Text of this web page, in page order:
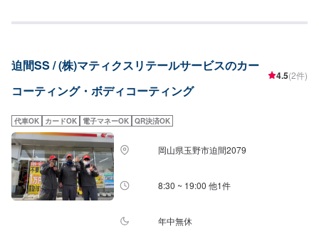
3,620円（Lサイズ）4,180円（LLサイズ）4,730円（XLサイズ）◉ピッチ除去
取ることが可能）＜＜サイドメニュー＞＞◉樹脂フェンダーキーパー（作業時
間：50分〜）無塗装樹脂パーツをコートし色あせを防ぎ汚れから守ります。
12,200円車種によって値段が変わります。◉ホイールクリーニング（作業時
間：10分〜）2,200円◉ホイールコーティング分厚いガラス被膜でホイールを
被膜10,400円（〜15インチ）11,800円（16〜19インチ）13,900円（20イン
チ〜）【ダブル】（作業時間：2時間〜）分厚い2層のガラス被膜15,500円
（〜15インチ）17,600円（16〜19インチ）20,900円（20インチ〜）※作業時
間は効果時間も含みます。◉エンジンルームクリーン&プロテクト（作業時
間：30分〜）エンジンルームにこびりついた汚れをきれいにして専用のコー
ティングで守ります。5,340円（全車種）
久：1年）27,400円〜42,900円（車サイズ：SS〜XL）▶︎ダイヤモンドキーパ
イヤモンドキーパー二層のガラス被膜でより深いツヤ（耐久：ノーメンテ3
年、5年[必要→年に1回のメンテナンス]）72,200円〜131,400円（車サイズ：
SS〜XL）▶︎エコダイヤキーパー高密度のガラス被膜で、降雨で勝手にキレイ
72,200円〜131,400円（車サイズ：SS〜XL）【その他KeePerメニュー】▶︎
ピュアキーパー（洗車と一緒に）洗車で取れない汚れもスパッと取れる（お
すすめ：3ヶ月に1回）5,990円〜10,600円（車サイズ：SS〜XL）▶︎ホワイト
キーパー古いWAXなどしつこい汚れを除去してコーティング7,740円〜
13,900円（車サイズ：SS〜XL）▶︎ミネラルオフ新車またはコーティング時
の水ハジキとツヤが戻る9,150円〜14,300円（車サイズ：SS〜XL）【その他
コーティング関連メニュー】▶︎無塗装樹脂パーツキーパー樹脂パーツをコー
樹脂パーツ-9,000円▶︎ホイールコーティング分厚いガラス被膜でコートしホ
迫間SS / (株)マティクスリテールサービスのカー
コーティング・ボディコーティング
4.5(2件)
代車OK カードOK 電子マネーOK QR決済OK
岡山県玉野市迫間2079
8:30 ~ 19:00 他1件
年中無休